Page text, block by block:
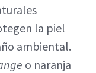
la piel
ambiental.
o naranja